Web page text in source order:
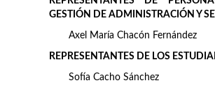
GESTIÓN DE ADMINISTRACIÓN Y
Axel María Chacón Fernández
REPRESENTANTES DE LOS
Sofía Cacho Sánchez